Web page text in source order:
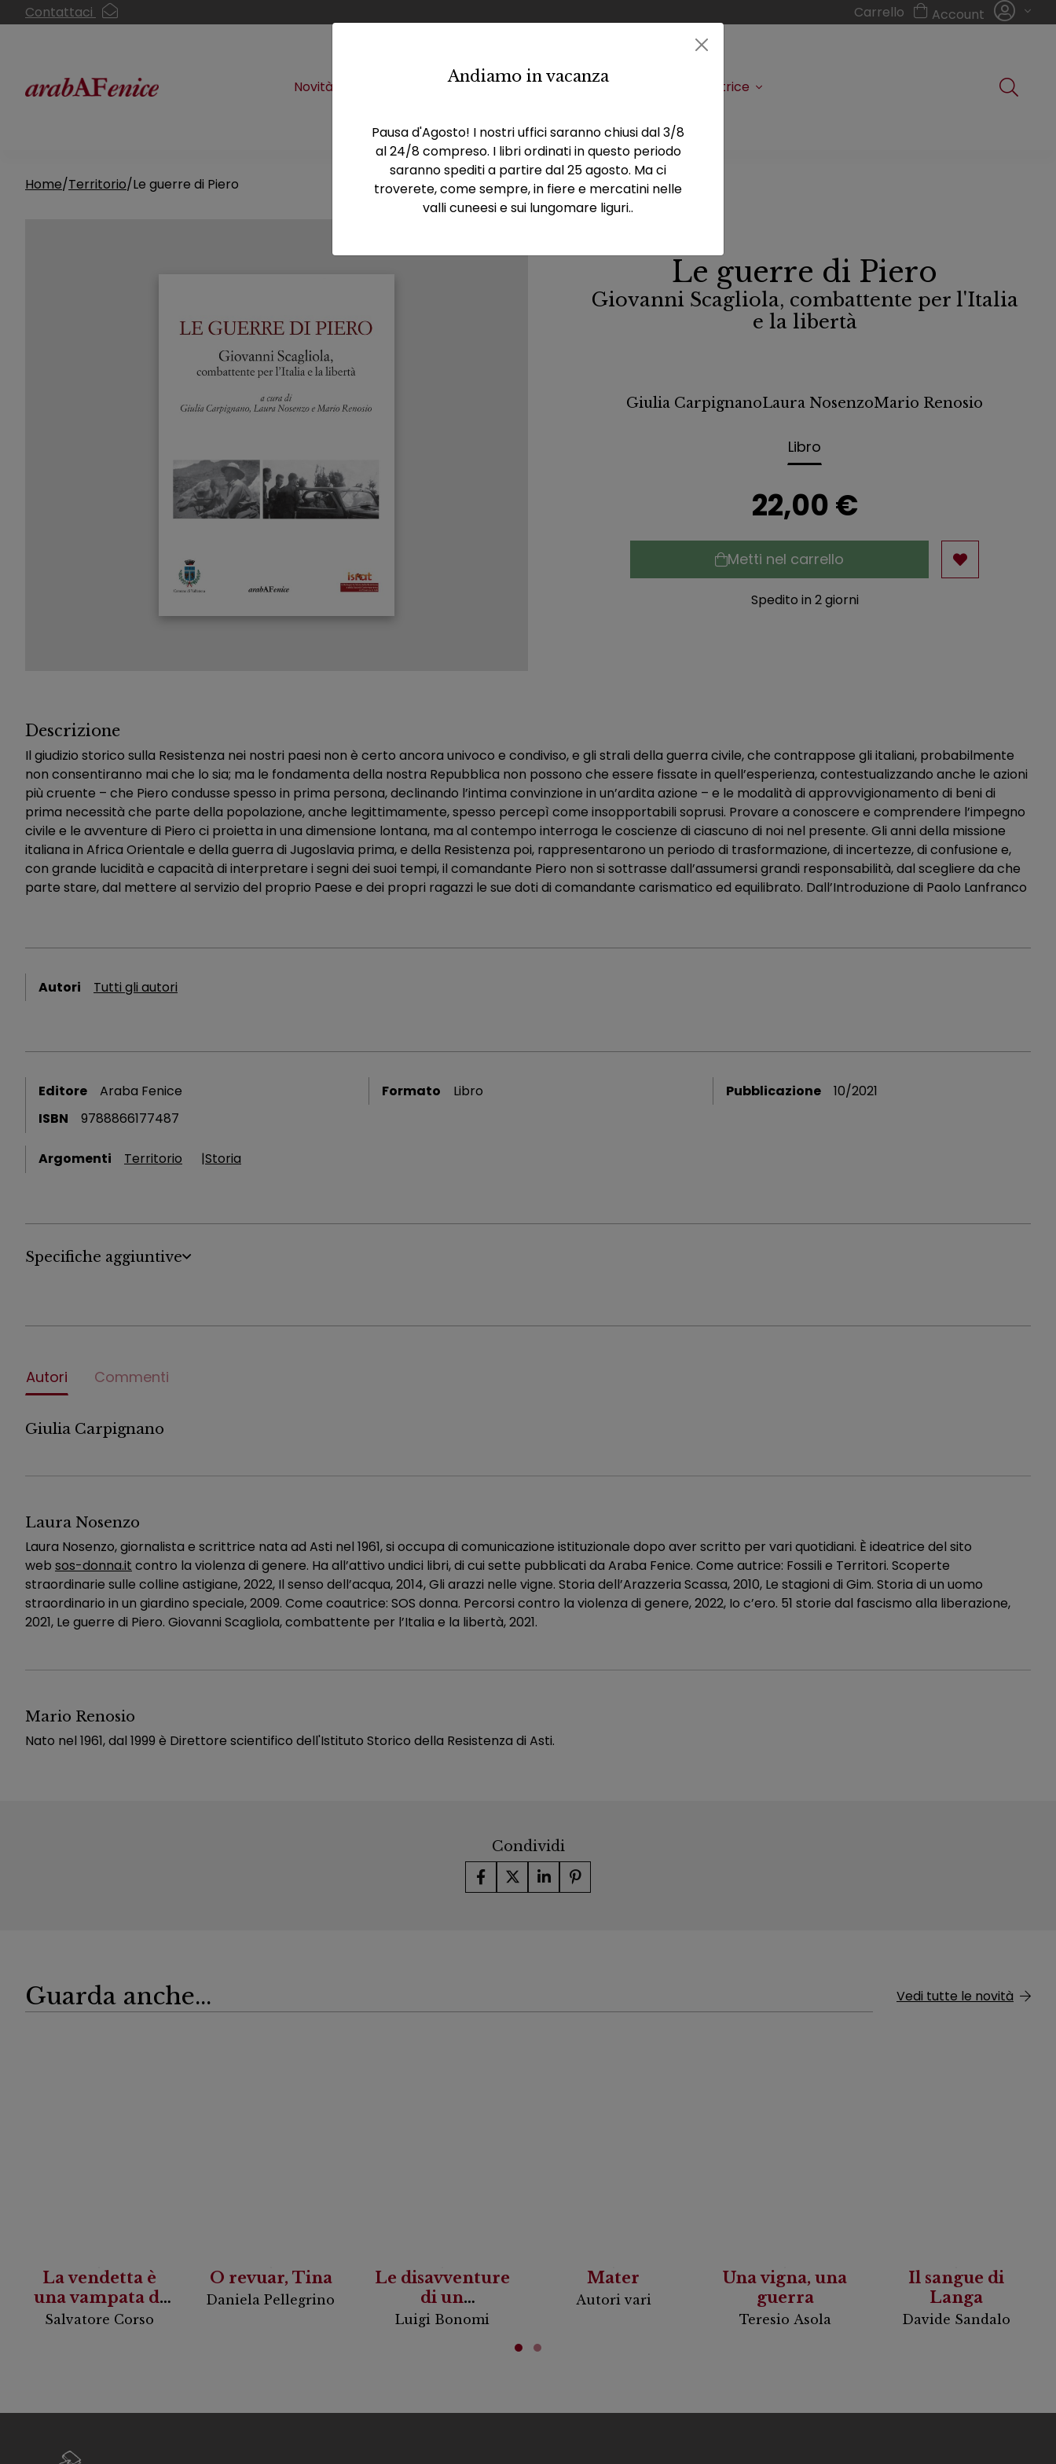
Contattaci Carrello Account
Novità Eventi Rassegna stampa La casa editrice
Home Territorio Le guerre di Piero
Le guerre di Piero
Giovanni Scagliola, combattente per l'Italia
e la libertà
Giulia CarpignanoLaura NosenzoMario Renosio
Libro
22,00 €
Metti nel carrello
Spedito in 2 giorni
Descrizione
Il giudizio storico sulla Resistenza nei nostri paesi non è certo ancora univoco e condiviso, e gli strali della guerra civile, che contrappose gli italiani, probabilmente
non consentiranno mai che lo sia; ma le fondamenta della nostra Repubblica non possono che essere fissate in quell’esperienza, contestualizzando anche le azioni
più cruente – che Piero condusse spesso in prima persona, declinando l’intima convinzione in un’ardita azione – e le modalità di approvvigionamento di beni di
prima necessità che parte della popolazione, anche legittimamente, spesso percepì come insopportabili soprusi. Provare a conoscere e comprendere l’impegno
civile e le avventure di Piero ci proietta in una dimensione lontana, ma al contempo interroga le coscienze di ciascuno di noi nel presente. Gli anni della missione
italiana in Africa Orientale e della guerra di Jugoslavia prima, e della Resistenza poi, rappresentarono un periodo di trasformazione, di incertezze, di confusione e,
con grande lucidità e capacità di interpretare i segni dei suoi tempi, il comandante Piero non si sottrasse dall’assumersi grandi responsabilità, dal scegliere da che
parte stare, dal mettere al servizio del proprio Paese e dei propri ragazzi le sue doti di comandante carismatico ed equilibrato. Dall’Introduzione di Paolo Lanfranco
Autori Tutti gli autori
Editore Araba Fenice Formato Libro Pubblicazione
10/2021
ISBN
9788866177487
Argomenti Territorio Storia
Specifiche aggiuntive
Autori Commenti
Giulia Carpignano
Laura Nosenzo
Laura Nosenzo, giornalista e scrittrice nata ad Asti nel 1961, si occupa di comunicazione istituzionale dopo aver scritto per vari quotidiani. È ideatrice del sito
web sos-donna.it contro la violenza di genere. Ha all’attivo undici libri, di cui sette pubblicati da Araba Fenice. Come autrice: Fossili e Territori. Scoperte
straordinarie sulle colline astigiane, 2022, Il senso dell’acqua, 2014, Gli arazzi nelle vigne. Storia dell’Arazzeria Scassa, 2010, Le stagioni di Gim. Storia di un uomo
straordinario in un giardino speciale, 2009. Come coautrice: SOS donna. Percorsi contro la violenza di genere, 2022, Io c’ero. 51 storie dal fascismo alla liberazione,
2021, Le guerre di Piero. Giovanni Scagliola, combattente per l’Italia e la libertà, 2021.
Mario Renosio
Nato nel 1961, dal 1999 è Direttore scientifico dell'Istituto Storico della Resistenza di Asti.
Condividi
Guarda anche... Vedi tutte le novità
La vendetta è
una vampata di
scirocco
Salvatore Corso
O revuar, Tina
Daniela Pellegrino
Le disavventure
di un
investigatore
Luigi Bonomi
Mater
Autori vari
Una vigna, una
guerra
Teresio Asola
Il sangue di
Langa
Davide Sandalo
Andiamo in vacanza
Pausa d'Agosto! I nostri uffici saranno chiusi dal 3/8
al 24/8 compreso. I libri ordinati in questo periodo
saranno spediti a partire dal 25 agosto. Ma ci
troverete, come sempre, in fiere e mercatini nelle
valli cuneesi e sui lungomare liguri..